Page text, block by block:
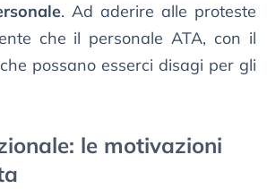
. Ad aderire alle proteste
che il personale ATA, con il
possano esserci disagi per gli
le motivazioni